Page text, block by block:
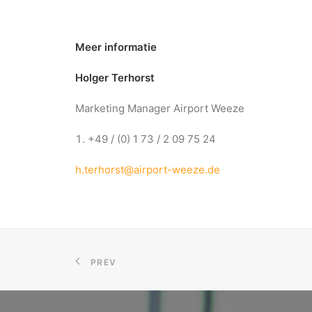
Meer informatie
Holger Terhorst
Marketing Manager Airport Weeze
+49 / (0) 1 73 / 2 09 75 24
h.terhorst@airport-weeze.de
PREV